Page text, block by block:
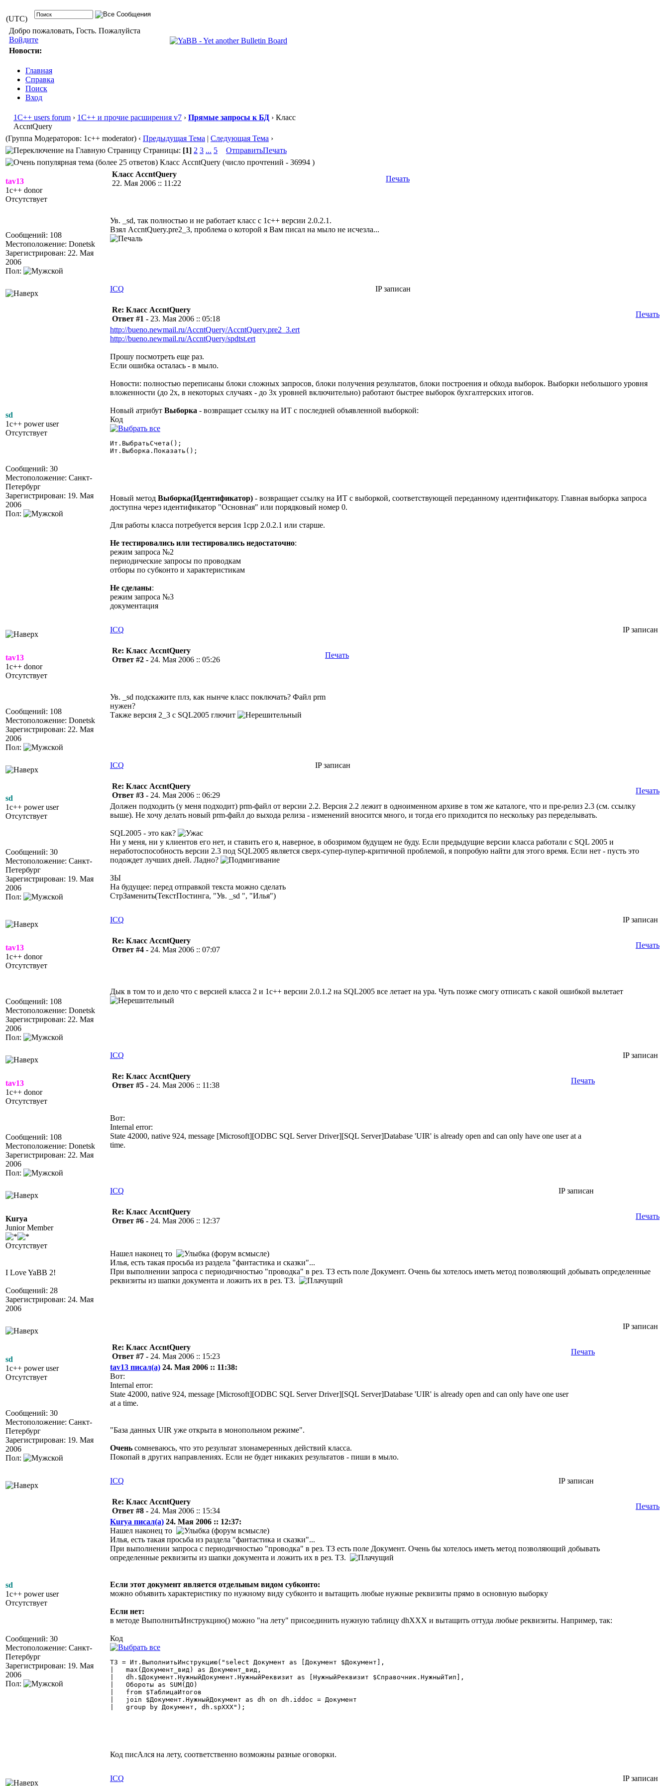
(UTC)
Добро пожаловать, Гость. Пожалуйста
Войдите
Новости:
Главная
Справка
Поиск
Вход
1С++ users forum › 1С++ и прочие расширения v7 › Прямые запросы к БД › Класс
AccntQuery
(Группа Модераторов: 1c++ moderator) ‹ Предыдущая Тема | Следующая Тема ›
Страницы: [1] 2 3 ... 5 ОтправитьПечать
Класс AccntQuery (число прочтений - 36994 )
tav13
1c++ donor
Отсутствует
Сообщений: 108
Местоположение: Donetsk
Зарегистрирован: 22. Мая
2006
Пол:
Класс AccntQuery
22. Мая 2006 :: 11:22
Печать
Ув. _sd, так полностью и не работает класс с 1с++ версии 2.0.2.1.
Взял AccntQuery.pre2_3, проблема о которой я Вам писал на мыло не исчезла...
ICQ IP записан
sd
1c++ power user
Отсутствует
Сообщений: 30
Местоположение: Санкт-
Петербург
Зарегистрирован: 19. Мая
2006
Пол:
Re: Класс AccntQuery
Ответ #1 - 23. Мая 2006 :: 05:18
Печать
http://bueno.newmail.ru/AccntQuery/AccntQuery.pre2_3.ert
http://bueno.newmail.ru/AccntQuery/spdtst.ert
Прошу посмотреть еще раз.
Если ошибка осталась - в мыло.
Новости: полностью переписаны блоки сложных запросов, блоки получения результатов, блоки построения и обхода выборок. Выборки небольшого уровня
вложенности (до 2х, в некоторых случаях - до 3х уровней включительно) работают быстрее выборок бухгалтерских итогов.
Новый атрибут Выборка - возвращает ссылку на ИТ с последней объявленной выборкой:
Код
Ит.ВыбратьСчета();
Ит.Выборка.Показать();
Новый метод Выборка(Идентификатор) - возвращает ссылку на ИТ с выборкой, соответствующей переданному идентификатору. Главная выборка запроса
доступна через идентификатор "Основная" или порядковый номер 0.
Для работы класса потребуется версия 1cpp 2.0.2.1 или старше.
Не тестировались или тестировались недостаточно:
режим запроса №2
периодические запросы по проводкам
отборы по субконто и характеристикам
Не сделаны:
режим запроса №3
документация
ICQ IP записан
tav13
1c++ donor
Отсутствует
Сообщений: 108
Местоположение: Donetsk
Зарегистрирован: 22. Мая
2006
Пол:
Re: Класс AccntQuery
Ответ #2 - 24. Мая 2006 :: 05:26
Печать
Ув. _sd подскажите плз, как нынче класс поключать? Файл prm
нужен?
Также версия 2_3 с SQL2005 глючит
ICQ IP записан
sd
1c++ power user
Отсутствует
Сообщений: 30
Местоположение: Санкт-
Петербург
Зарегистрирован: 19. Мая
2006
Пол:
Re: Класс AccntQuery
Ответ #3 - 24. Мая 2006 :: 06:29
Печать
Должен подходить (у меня подходит) prm-файл от версии 2.2. Версия 2.2 лежит в одноименном архиве в том же каталоге, что и пре-релиз 2.3 (см. ссылку
выше). Не хочу делать новый prm-файл до выхода релиза - изменений вносится много, и тогда его приходится по нескольку раз переделывать.
SQL2005 - это как?
Ни у меня, ни у клиентов его нет, и ставить его я, наверное, в обозримом будущем не буду. Если предыдущие версии класса работали с SQL 2005 и
неработоспособность версии 2.3 под SQL2005 является сверх-супер-пупер-критичной проблемой, я попробую найти для этого время. Если нет - пусть это
подождет лучших дней. Ладно?
ЗЫ
На будущее: перед отправкой текста можно сделать
СтрЗаменить(ТекстПостинга, "Ув. _sd ", "Илья")
ICQ IP записан
tav13
1c++ donor
Отсутствует
Сообщений: 108
Местоположение: Donetsk
Зарегистрирован: 22. Мая
2006
Пол:
Re: Класс AccntQuery
Ответ #4 - 24. Мая 2006 :: 07:07
Печать
Дык в том то и дело что с версией класса 2 и 1с++ версии 2.0.1.2 на SQL2005 все летает на ура. Чуть позже смогу отписать с какой ошибкой вылетает
ICQ IP записан
tav13
1c++ donor
Отсутствует
Сообщений: 108
Местоположение: Donetsk
Зарегистрирован: 22. Мая
2006
Пол:
Re: Класс AccntQuery
Ответ #5 - 24. Мая 2006 :: 11:38
Печать
Вот:
Internal error:
State 42000, native 924, message [Microsoft][ODBC SQL Server Driver][SQL Server]Database 'UIR' is already open and can only have one user at a
time.
ICQ IP записан
Kurya
Junior Member
Отсутствует
I Love YaBB 2!
Сообщений: 28
Зарегистрирован: 24. Мая
2006
Re: Класс AccntQuery
Ответ #6 - 24. Мая 2006 :: 12:37
Печать
Нашел наконец то
(форум всмысле)
Илья, есть такая просьба из раздела "фантастика и сказки"...
При выполнении запроса с периодичностью "проводка" в рез. ТЗ есть поле Документ. Очень бы хотелось иметь метод позволяющий добывать определенные
реквизиты из шапки документа и ложить их в рез. ТЗ.
IP записан
sd
1c++ power user
Отсутствует
Сообщений: 30
Местоположение: Санкт-
Петербург
Зарегистрирован: 19. Мая
2006
Пол:
Re: Класс AccntQuery
Ответ #7 - 24. Мая 2006 :: 15:23
Печать
tav13 писал(а) 24. Мая 2006 :: 11:38:
Вот:
Internal error:
State 42000, native 924, message [Microsoft][ODBC SQL Server Driver][SQL Server]Database 'UIR' is already open and can only have one user
at a time.
"База данных UIR уже открыта в монопольном режиме".
Очень сомневаюсь, что это результат злонамеренных действий класса.
Покопай в других направлениях. Если не будет никаких результатов - пиши в мыло.
ICQ IP записан
sd
1c++ power user
Отсутствует
Сообщений: 30
Местоположение: Санкт-
Петербург
Зарегистрирован: 19. Мая
2006
Пол:
Re: Класс AccntQuery
Ответ #8 - 24. Мая 2006 :: 15:34
Печать
Kurya писал(а) 24. Мая 2006 :: 12:37:
Нашел наконец то
(форум всмысле)
Илья, есть такая просьба из раздела "фантастика и сказки"...
При выполнении запроса с периодичностью "проводка" в рез. ТЗ есть поле Документ. Очень бы хотелось иметь метод позволяющий добывать
определенные реквизиты из шапки документа и ложить их в рез. ТЗ.
Если этот документ является отдельным видом субконто:
можно объявить характеристику по нужному виду субконто и вытащить любые нужные реквизиты прямо в основную выборку
Если нет:
в методе ВыполнитьИнструкцию() можно "на лету" присоединить нужную таблицу dhXXX и вытащить оттуда любые реквизиты. Например, так:
Код
ТЗ = Ит.ВыполнитьИнструкцию("select Документ as [Документ $Документ],
|   max(Документ_вид) as Документ_вид,
|   dh.$Документ.НужныйДокумент.НужныйРеквизит as [НужныйРеквизит $Справочник.НужныйТип],
|   Обороты as SUM(ДО)
|   from $ТаблицаИтогов
|   join $Документ.НужныйДокумент as dh on dh.iddoc = Документ
|   group by Документ, dh.spXXX");
Код писАлся на лету, соответственно возможны разные оговорки.
ICQ IP записан